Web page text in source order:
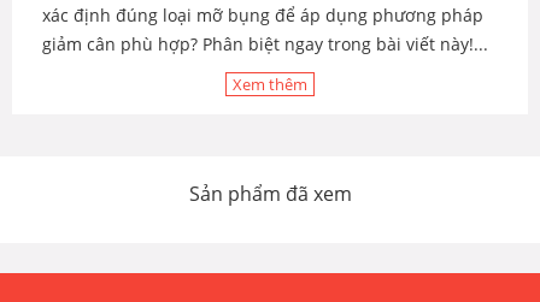
xác định đúng loại mỡ bụng để áp dụng phương pháp
giảm cân phù hợp? Phân biệt ngay trong bài viết này!...
Xem thêm
Sản phẩm đã xem